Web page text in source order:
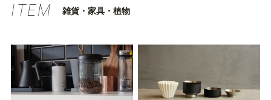
ITEM 雑貨・家具・植物